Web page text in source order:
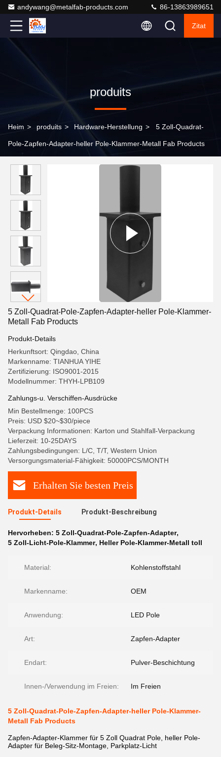
andywang@metalfab-products.com 86-13863989651
Zitat
produits
Heim > produits > Hardware-Herstellung > 5 Zoll-Quadrat-
Pole-Zapfen-Adapter-heller Pole-Klammer-Metall Fab Products
5 Zoll-Quadrat-Pole-Zapfen-Adapter-heller Pole-Klammer-
Metall Fab Products
Produkt-Details
Herkunftsort: Qingdao, China
Markenname: TIANHUA YIHE
Zertifizierung: ISO9001-2015
Modellnummer: THYH-LPB109
Zahlungs-u. Verschiffen-Ausdrücke
Min Bestellmenge: 100PCS
Preis: USD $20~$30/piece
Verpackung Informationen: Karton und Stahlfall-Verpackung
Lieferzeit: 10-25DAYS
Zahlungsbedingungen: L/C, T/T, Western Union
Versorgungsmaterial-Fähigkeit: 50000PCS/MONTH
Erhalten Sie besten Preis
Produkt-Details Produkt-Beschreibung
Hervorheben: 5 Zoll-Quadrat-Pole-Zapfen-Adapter,
5 Zoll-Licht-Pole-Klammer, Heller Pole-Klammer-Metall toll
Material: Kohlenstoffstahl
Markenname: OEM
Anwendung: LED Pole
Art: Zapfen-Adapter
Endart: Pulver-Beschichtung
Innen-/Verwendung im Freien: Im Freien
5 Zoll-Quadrat-Pole-Zapfen-Adapter-heller Pole-Klammer-
Metall Fab Products
Zapfen-Adapter-Klammer für 5 Zoll Quadrat Pole, heller Pole-
Adapter für Beleg-Sitz-Montage, Parkplatz-Licht